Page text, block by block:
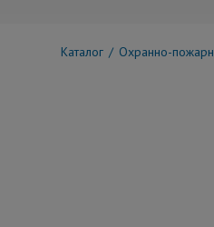
Каталог Охранно-